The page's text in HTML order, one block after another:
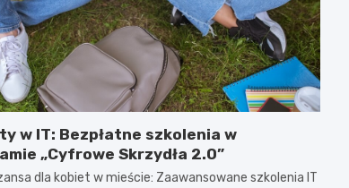
w IT: Bezpłatne szkolenia w
„Cyfrowe Skrzydła 2.0”
dla kobiet w mieście: Zaawansowane szkolenia IT